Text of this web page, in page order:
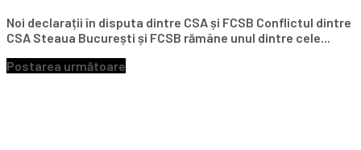
Noi declarații în disputa dintre CSA și FCSB Conflictul dintre
CSA Steaua București și FCSB rămâne unul dintre cele...
Postarea următoare